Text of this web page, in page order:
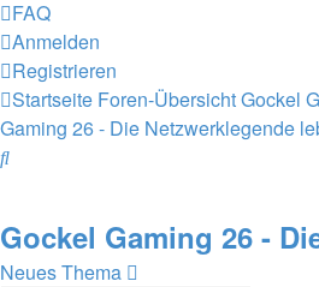
FAQ
Anmelden
Registrieren
Startseite Foren-ÜbersichtGockel
Gaming 26 - Die Netzwerklegende
Suche
Gockel Gaming 26 -
Neues Thema